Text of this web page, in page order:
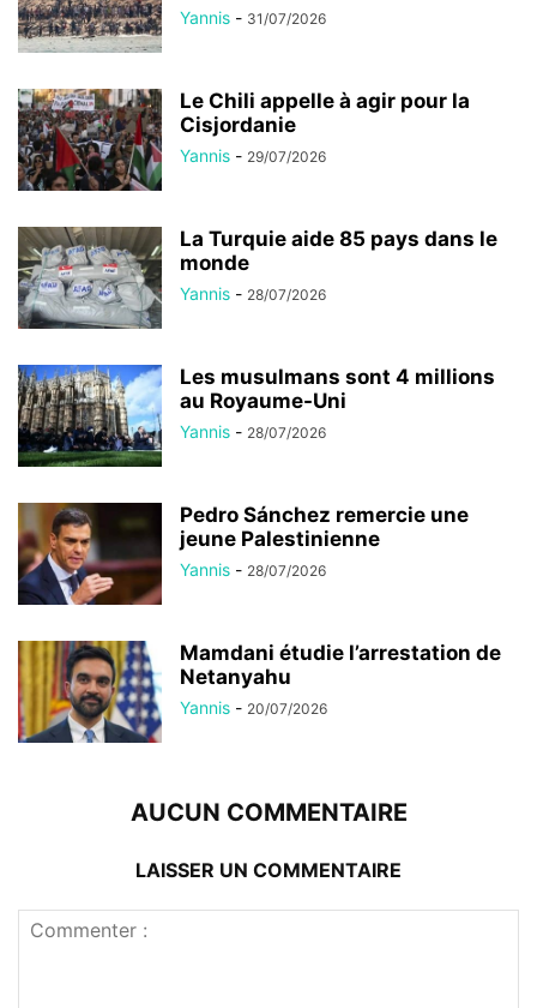
Yannis - 31/07/2026
Le Chili appelle à agir pour la
Cisjordanie
Yannis - 29/07/2026
La Turquie aide 85 pays dans le
monde
Yannis - 28/07/2026
Les musulmans sont 4 millions
au Royaume-Uni
Yannis - 28/07/2026
Pedro Sánchez remercie une
jeune Palestinienne
Yannis - 28/07/2026
Mamdani étudie l’arrestation de
Netanyahu
Yannis - 20/07/2026
AUCUN COMMENTAIRE
LAISSER UN COMMENTAIRE